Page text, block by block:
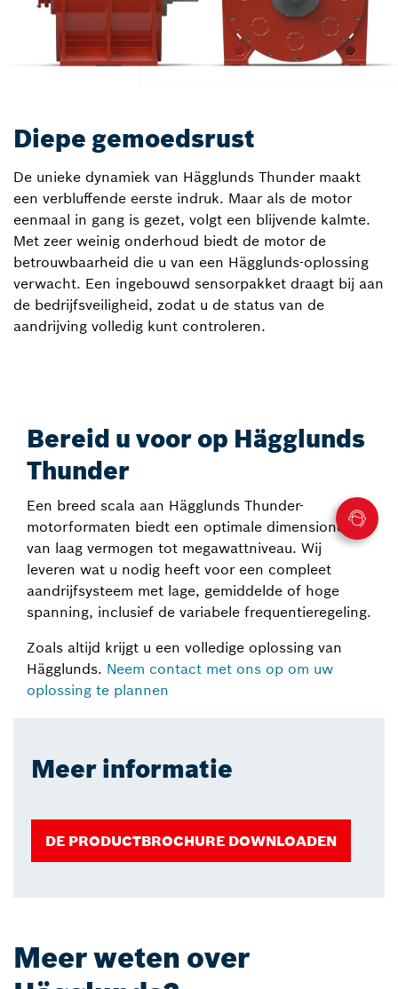
Diepe gemoedsrust
De unieke dynamiek van Hägglunds Thunder maakt
een verbluffende eerste indruk. Maar als de motor
eenmaal in gang is gezet, volgt een blijvende kalmte.
Met zeer weinig onderhoud biedt de motor de
betrouwbaarheid die u van een Hägglunds-oplossing
verwacht. Een ingebouwd sensorpakket draagt bij aan
de bedrijfsveiligheid, zodat u de status van de
aandrijving volledig kunt controleren.
Bereid u voor op Hägglunds
Thunder
Een breed scala aan Hägglunds Thunder-
motorformaten biedt een optimale dimensionering
van laag vermogen tot megawattniveau. Wij
leveren wat u nodig heeft voor een compleet
aandrijfsysteem met lage, gemiddelde of hoge
spanning, inclusief de variabele frequentieregeling.
Zoals altijd krijgt u een volledige oplossing van
Hägglunds. Neem contact met ons op om uw
oplossing te plannen
Meer informatie
DE PRODUCTBROCHURE DOWNLOADEN
Meer weten over